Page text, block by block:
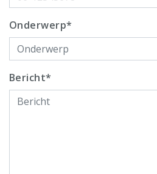
Onderwerp*
Bericht*